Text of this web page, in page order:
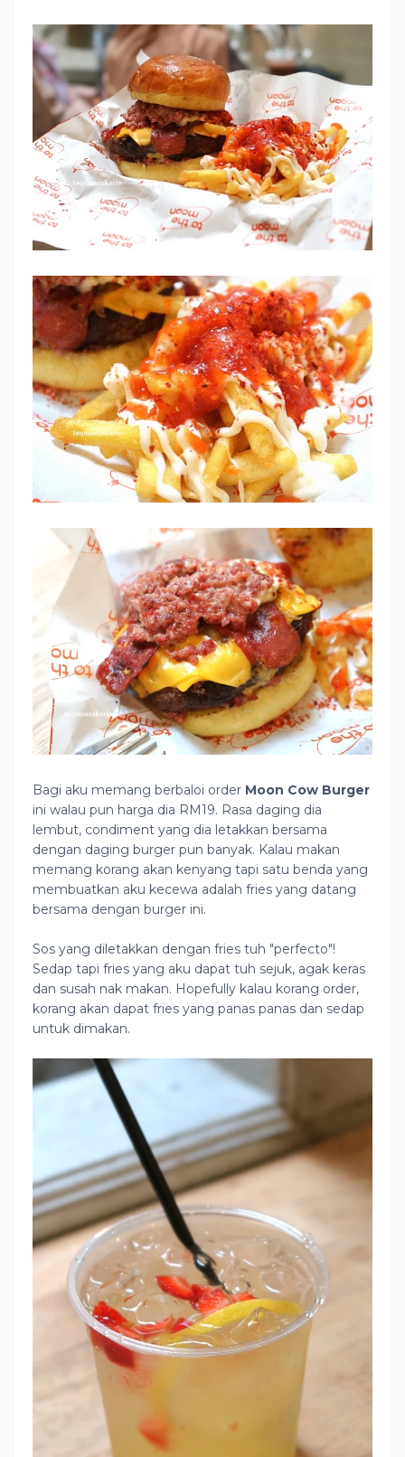
Bagi aku memang berbaloi order Moon Cow Burger
ini walau pun harga dia RM19. Rasa daging dia
lembut, condiment yang dia letakkan bersama
dengan daging burger pun banyak. Kalau makan
memang korang akan kenyang tapi satu benda yang
membuatkan aku kecewa adalah fries yang datang
bersama dengan burger ini.
Sos yang diletakkan dengan fries tuh "perfecto"!
Sedap tapi fries yang aku dapat tuh sejuk, agak keras
dan susah nak makan. Hopefully kalau korang order,
korang akan dapat fries yang panas panas dan sedap
untuk dimakan.